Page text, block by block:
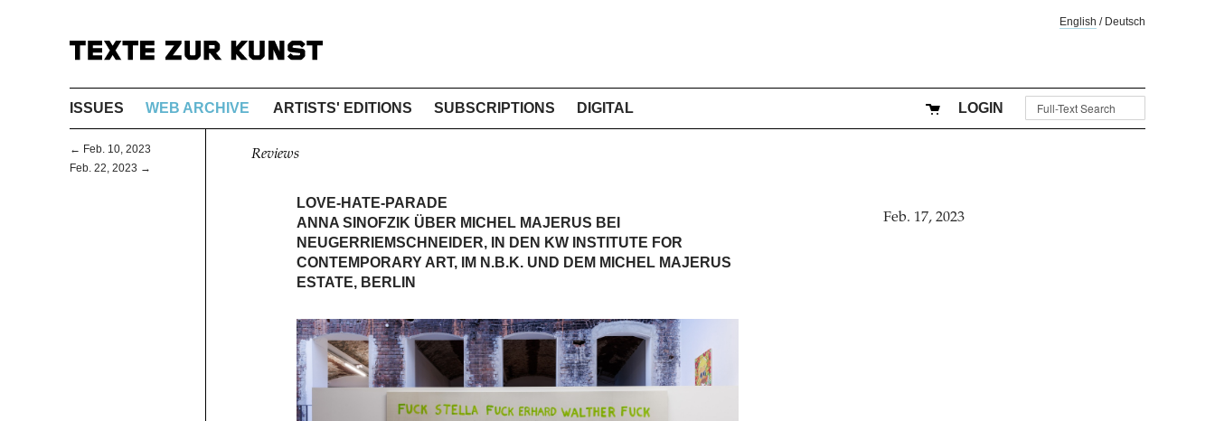
English / Deutsch
ISSUES WEB ARCHIVE ARTISTS' EDITIONS SUBSCRIPTIONS DIGITAL LOGIN
← Feb. 10, 2023
Feb. 22, 2023 →
Reviews
LOVE-HATE-PARADE
ANNA SINOFZIK ÜBER MICHEL MAJERUS BEI
NEUGERRIEMSCHNEIDER, IN DEN KW INSTITUTE FOR
CONTEMPORARY ART, IM N.B.K. UND DEM MICHEL MAJERUS
ESTATE, BERLIN
Feb. 17, 2023